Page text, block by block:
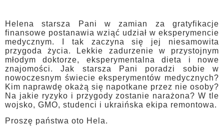
Helena starsza Pani w zamian za gratyfikacje
finansowe postanawia wziąć udział w eksperymencie
medycznym. I tak zaczyna się jej niesamowita
przygoda życia. Lekkie zadurzenie w przystojnym
młodym doktorze, eksperymentalna dieta i nowe
znajomości. Jak starsza Pani poradzi sobie w
nowoczesnym świecie eksperymentów medycznych?
Kim naprawdę okażą się napotkane przez nie osoby?
Na jakie ryzyko i przygody zostanie narażona? W tle
wojsko, GMO, studenci i ukraińska ekipa remontowa.
Proszę państwa oto Hela.